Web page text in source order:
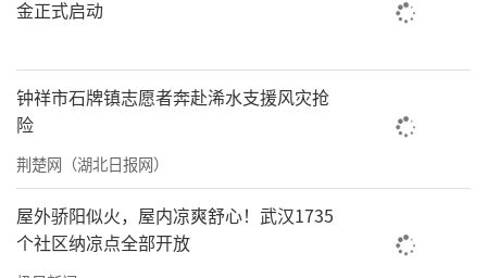
金正式启动
钟祥市石牌镇志愿者奔赴浠水支援风灾抢
险
荆楚网（湖北日报网）
屋外骄阳似火，屋内凉爽舒心！武汉1735
个社区纳凉点全部开放